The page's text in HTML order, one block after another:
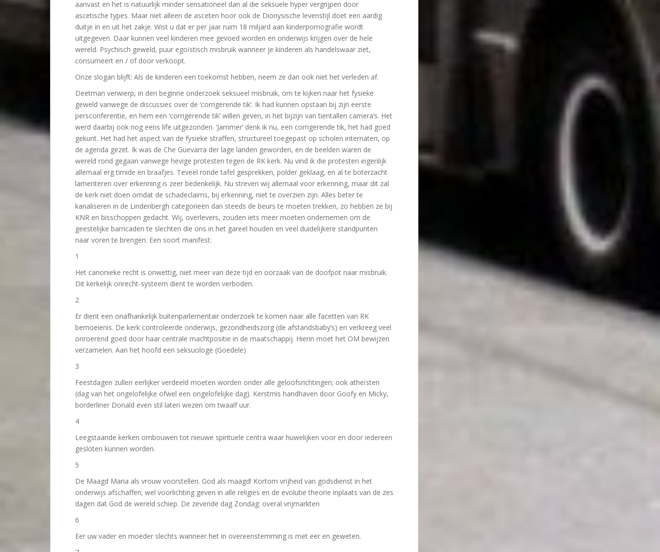
aanvast en het is natuurlijk minder sensationeel dan al die seksuele hyper vergrijpen door
ascetische types. Maar niet alleen de asceten hoor ook de Dionysische levenstijl doet een aardig
duitje in en uit het zakje. Wist u dat er per jaar ruim 18 miljard aan kinderpornografie wordt
uitgegeven. Daar kunnen veel kinderen mee gevoed worden en onderwijs krijgen over de hele
wereld. Psychisch geweld, puur egoïstisch misbruik wanneer je kinderen als handelswaar ziet,
consumeert en / of door verkoopt.
Onze slogan blijft: Als de kinderen een toekomst hebben, neem ze dan ook niet het verleden af.
Deetman verwierp, in den beginne onderzoek seksueel misbruik, om te kijken naar het fysieke
geweld vanwege de discussies over de ‘corrigerende tik’. Ik had kunnen opstaan bij zijn eerste
persconferentie, en hem een ‘corrigerende tik’ willen geven, in het bijzijn van tientallen camera’s. Het
werd daarbij ook nog eens life uitgezonden. ‘Jammer’ denk ik nu, een corrigerende tik, het had goed
gekunt. Het had het aspect van de fysieke straffen, structureel toegepast op scholen internaten, op
de agenda gezet. Ik was de Che Guevarra der lage landen geworden, en de beelden waren de
wereld rond gegaan vanwege hevige protesten tegen de RK kerk. Nu vind ik die protesten eigenlijk
allemaal erg timide en braafjes. Teveel ronde tafel gesprekken, polder geklaag, en al te boterzacht
lamenteren over erkenning is zeer bedenkelijk. Nu streven wij allemaal voor erkenning, maar dit zal
de kerk niet doen omdat de schadeclaims, bij erkenning, niet te overzien zijn. Alles beter te
kanaliseren in de Lindenbergh categorieën dan steeds de beurs te moeten trekken, zo hebben ze bij
KNR en bisschoppen gedacht. Wij, overlevers, zouden iets meer moeten ondernemen om de
geestelijke barricaden te slechten die ons in het gareel houden en veel duidelijkere standpunten
naar voren te brengen. Een soort manifest:
1
Het canonieke recht is onwettig, niet meer van deze tijd en oorzaak van de doofpot naar misbruik.
Dit kerkelijk onrecht-systeem dient te worden verboden.
2
Er dient een onafhankelijk buitenparlementair onderzoek te komen naar alle facetten van RK
bemoeienis. De kerk controleerde onderwijs, gezondheidszorg (de afstandsbaby’s) en verkreeg veel
onroerend goed door haar centrale machtpositie in de maatschappij. Hierin moet het OM bewijzen
verzamelen. Aan het hoofd een seksuologe (Goedele)
3
Feestdagen zullen eerlijker verdeeld moeten worden onder alle geloofsrichtingen; ook atheïsten
(dag van het ongelofelijke ofwel een ongelofelijke dag). Kerstmis handhaven door Goofy en Micky,
borderliner Donald even stil laten wezen om twaalf uur.
4
Leegstaande kerken ombouwen tot nieuwe spirituele centra waar huwelijken voor en door iedereen
gesloten kunnen worden.
5
De Maagd Maria als vrouw voorstellen. God als maagd! Kortom vrijheid van godsdienst in het
onderwijs afschaffen; wel voorlichting geven in alle religies en de evolutie theorie inplaats van de zes
dagen dat God de wereld schiep. De zevende dag Zondag: overal vrijmarkten
6
Eer uw vader en moeder slechts wanneer het in overeenstemming is met eer en geweten.